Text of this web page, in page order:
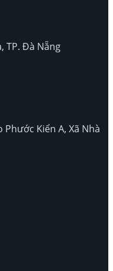
TP. Đà Nẵng
Phước Kiển A, Xã Nhà